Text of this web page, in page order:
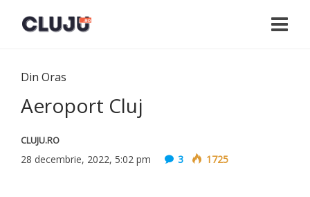
Din Oras
Aeroport Cluj
CLUJU.RO
28 decembrie, 2022, 5:02 pm 3 1725